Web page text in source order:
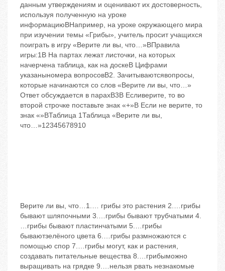
данным утверждениям и оценивают их достоверность,
используя полученную на уроке
информациюBНапример, на уроке окружающего мира
при изучении темы «Грибы», учитель просит учащихся
поиграть в игру «Верите ли вы, что…»BПравила
игры:1B На партах лежат листочки, на которых
начерчена таблица, как на доскеB Цифрами
указаныномера вопросовB2. Зачитываютсявопросы,
которые начинаются со слов «Верите ли вы, что…»
Ответ обсуждается в парахB3B Есливерите, то во
второй строчке поставьте знак «+»B Если не верите, то
знак «»BТаблица 1Таблица «Верите ли вы,
что…»12345678910
Верите ли вы, что…1.… грибы ‬это растения 2.…грибы
бывают шляпочными 3.…грибы бывают трубчатыми 4.
…грибы бывают пластинчатыми 5.…грибы
бываютзелёного цвета 6.…грибы размножаются с
помощью спор 7.…грибы могут, как и растения,
создавать питательные вещества 8.…грибыможно
выращивать на грядке 9.…нельзя рвать незнакомые